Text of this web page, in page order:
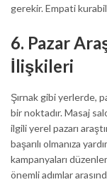
gerekir. Empati
6. Pazar
İlişkileri
Şırnak gibi yerlerde,
bir noktadır. Masaj
ilgili yerel pazarı
başarılı olmanıza
kampanyaları
önemli adımlar